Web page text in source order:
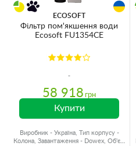
ECOSOFT
Фільтр пом'якшення води
Ecosoft FU1354CE
58 918 грн
Купити
Виробник - Україна, Тип корпусу -
Колона, Завантаження - Dowex, Об'єм